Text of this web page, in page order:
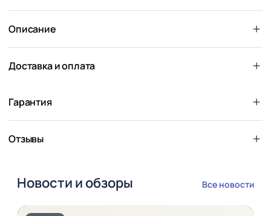
Описание
Доставка и оплата
Гарантия
Отзывы
Новости и обзоры Все новости